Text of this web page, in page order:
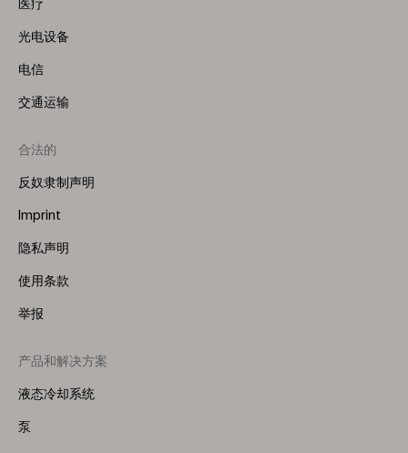
医疗
光电设备
电信
交通运输
合法的
反奴隶制声明
Imprint
隐私声明
使用条款
举报
Footer
Menu
产品和解决方案
液态冷却系统
泵